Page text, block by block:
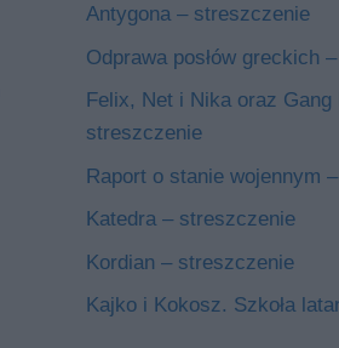
Antygona – streszczenie
Odprawa posłów greckich
Felix, Net i Nika oraz
streszczenie
Raport o stanie wojennym
Katedra – streszczenie
Kordian – streszczenie
Kajko i Kokosz. Szkoła